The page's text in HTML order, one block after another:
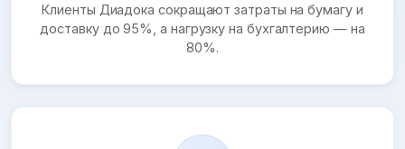
Клиенты Диадока сокращают затраты на бумагу и
доставку до 95%, а нагрузку на бухгалтерию — на
80%.